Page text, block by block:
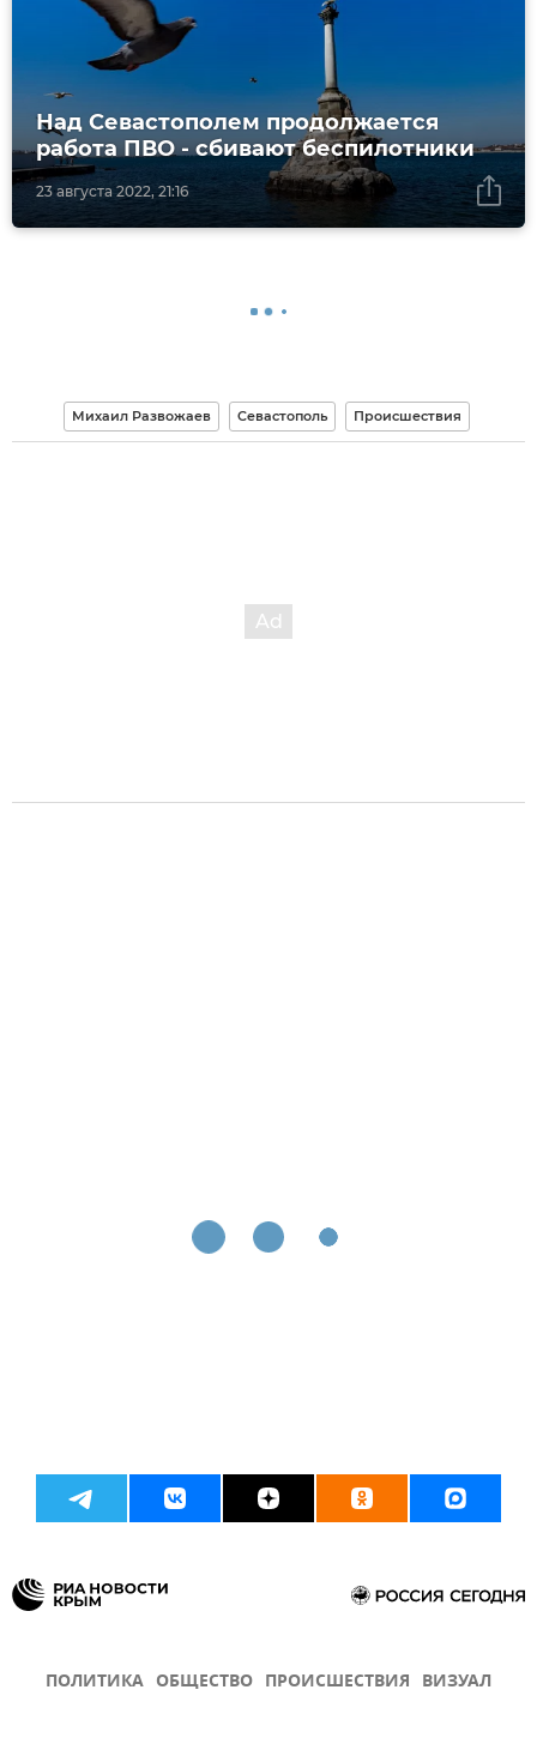
23 августа 2022, 21:16
Над Севастополем продолжается
работа ПВО - сбивают беспилотники
Михаил Развожаев Севастополь Происшествия
ПОЛИТИКА ОБЩЕСТВО ПРОИСШЕСТВИЯ ВИЗУАЛ